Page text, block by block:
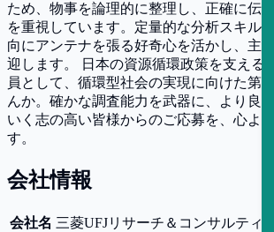
ため、物事を論理的に整理し、正確に伝
を重視しています。定量的な分析スキル
向にアンテナを張る好奇心を活かし、主
迎します。 日本の資源循環政策を支える
員として、循環型社会の実現に向けた第
んか。確かな調査能力を武器に、より良
いく志の高い皆様からのご応募を、心よ
す。
会社情報
会社名 三菱UFJリサーチ＆コンサルティ